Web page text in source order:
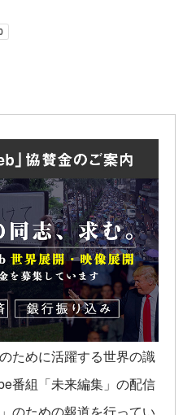
ために活躍する世界の識
番組「未来編集」の配信
のための報道を行ってい